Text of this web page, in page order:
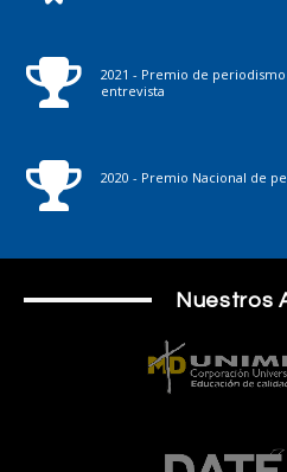
2021 - Premio de
entrevista
2020 - Premio Nacional de
Nuestros